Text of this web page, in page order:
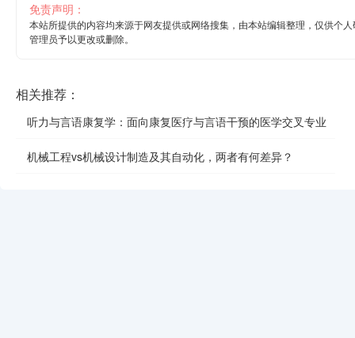
免责声明：
本站所提供的内容均来源于网友提供或网络搜集，由本站编辑整理，仅供个
管理员予以更改或删除。
相关推荐：
听力与言语康复学：面向康复医疗与言语干预的医学交叉专业
机械工程vs机械设计制造及其自动化，两者有何差异？